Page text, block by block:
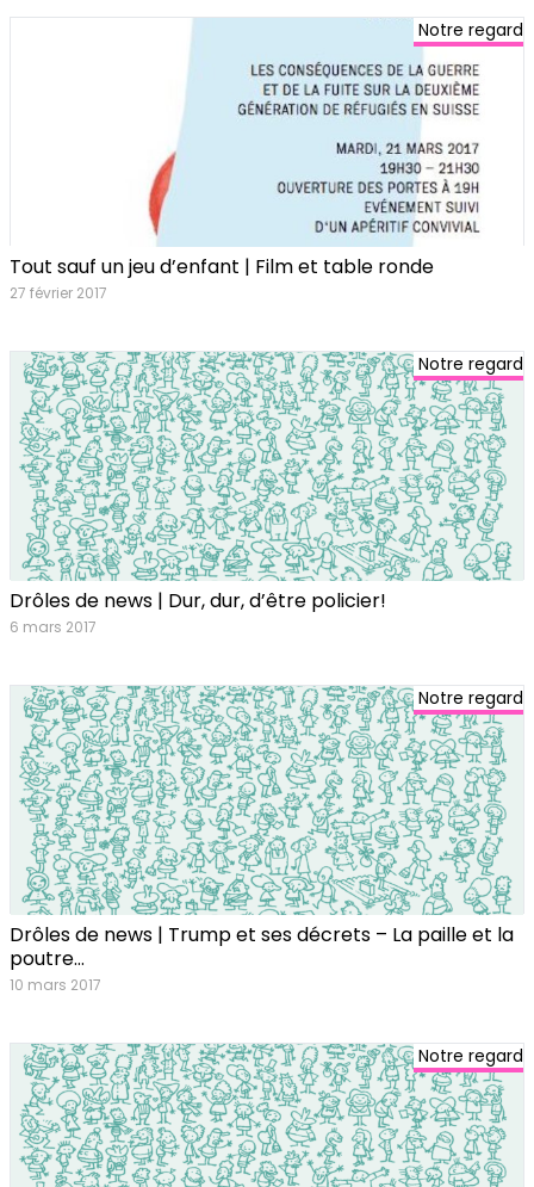
Notre regard
Tout sauf un jeu d’enfant | Film et table ronde
27 février 2017
Notre regard
Drôles de news | Dur, dur, d’être policier!
6 mars 2017
Notre regard
Drôles de news | Trump et ses décrets – La paille et la
poutre…
10 mars 2017
Notre regard